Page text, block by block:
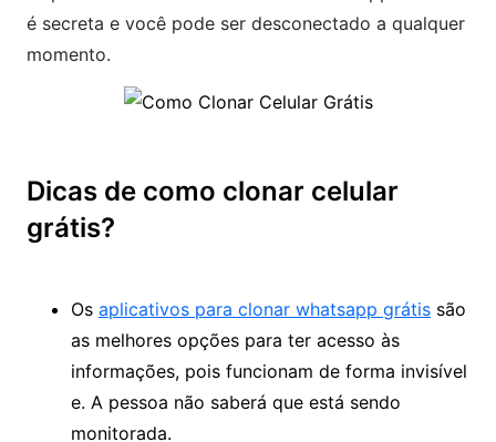
é secreta e você pode ser desconectado a qualquer
momento.
Dicas de como clonar celular
grátis?
Os aplicativos para clonar whatsapp grátis são
as melhores opções para ter acesso às
informações, pois funcionam de forma invisível
e. A pessoa não saberá que está sendo
monitorada.